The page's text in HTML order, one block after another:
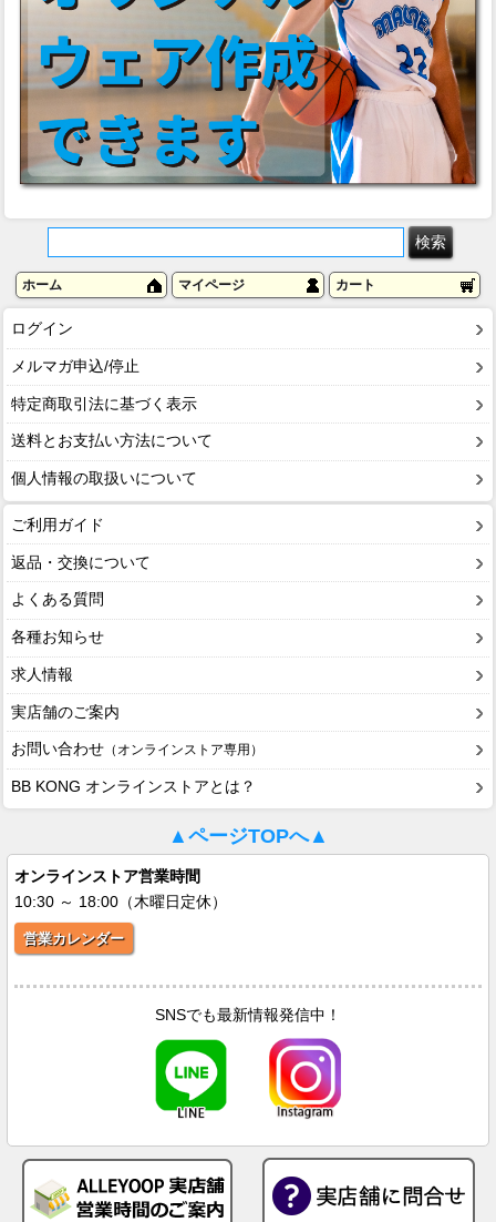
ホーム マイページ カート
ログイン
メルマガ申込/停止
特定商取引法に基づく表示
送料とお支払い方法について
個人情報の取扱いについて
ご利用ガイド
返品・交換について
よくある質問
各種お知らせ
求人情報
実店舗のご案内
お問い合わせ （オンラインストア専用）
BB KONG オンラインストアとは？
▲ページTOPへ▲
オンラインストア営業時間
10:30 ～ 18:00（木曜日定休）
営業カレンダー
SNSでも最新情報発信中！